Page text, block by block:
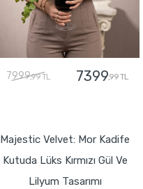
7999,99 TL 7399,99 TL
Majestic Velvet: Mor Kadife
Kutuda Lüks Kırmızı Gül Ve
Lilyum Tasarımı